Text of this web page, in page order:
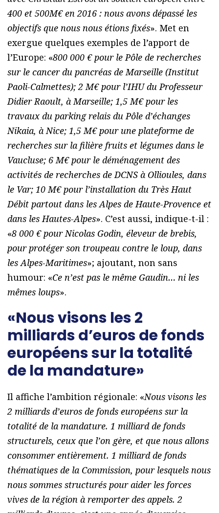
400 et 500M€ en 2016 : nous avons dépassé les
objectifs que nous nous étions fixés». Met en
exergue quelques exemples de l’apport de
l’Europe: «800 000 € pour le Pôle de recherches
sur le cancer du pancréas de Marseille (Institut
Paoli-Calmettes); 2 M€ pour l’IHU du Professeur
Didier Raoult, à Marseille; 1,5 M€ pour les
travaux du parking relais du Pôle d’échanges
Nikaia, à Nice; 1,5 M€ pour une plateforme de
recherches sur la filière fruits et légumes dans le
Vaucluse; 6 M€ pour le déménagement des
activités de recherches de DCNS à Ollioules, dans
le Var; 10 M€ pour l’installation du Très Haut
Débit partout dans les Alpes de Haute-Provence et
dans les Hautes-Alpes». C’est aussi, indique-t-il :
«8 000 € pour Nicolas Godin, éleveur de brebis,
pour protéger son troupeau contre le loup, dans
les Alpes-Maritimes»; ajoutant, non sans
humour: «Ce n’est pas le même Gaudin… ni les
mêmes loups».
«Nous visons les 2
milliards d’euros de fonds
européens sur la totalité
de la mandature»
Il affiche l’ambition régionale: «Nous visons les
2 milliards d’euros de fonds européens sur la
totalité de la mandature. 1 milliard de fonds
structurels, ceux que l’on gère, et que nous allons
consommer entièrement. 1 milliard de fonds
thématiques de la Commission, pour lesquels nous
nous sommes structurés pour aider les forces
vives de la région à remporter des appels. 2